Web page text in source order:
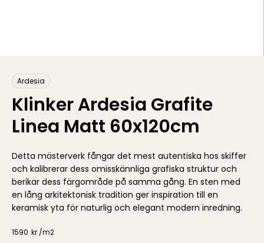
Ardesia
Klinker Ardesia Grafite
Linea Matt 60x120cm
Detta mästerverk fångar det mest autentiska hos skiffer
och kalibrerar dess omisskännliga grafiska struktur och
berikar dess färgområde på samma gång. En sten med
en lång arkitektonisk tradition ger inspiration till en
keramisk yta för naturlig och elegant modern inredning.
1590 kr /m2